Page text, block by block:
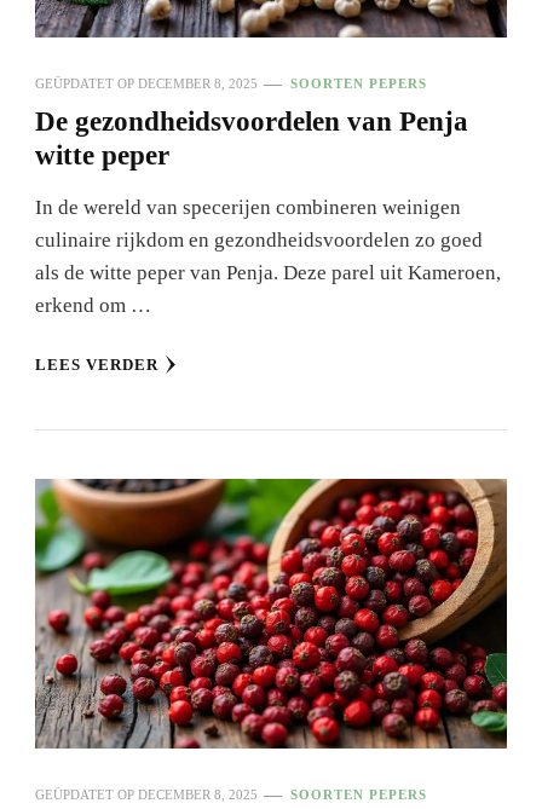
GEÜPDATET OP DECEMBER 8, 2025 SOORTEN PEPERS
De gezondheidsvoordelen van Penja
witte peper
In de wereld van specerijen combineren weinigen
culinaire rijkdom en gezondheidsvoordelen zo goed
als de witte peper van Penja. Deze parel uit Kameroen,
erkend om …
LEES VERDER
GEÜPDATET OP DECEMBER 8, 2025 SOORTEN PEPERS